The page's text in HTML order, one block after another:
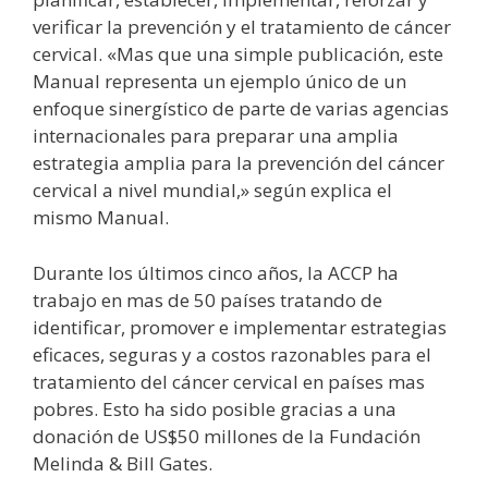
verificar la prevención y el tratamiento de cáncer
cervical. «Mas que una simple publicación, este
Manual representa un ejemplo único de un
enfoque sinergístico de parte de varias agencias
internacionales para preparar una amplia
estrategia amplia para la prevención del cáncer
cervical a nivel mundial,» según explica el
mismo Manual.
Durante los últimos cinco años, la ACCP ha
trabajo en mas de 50 países tratando de
identificar, promover e implementar estrategias
eficaces, seguras y a costos razonables para el
tratamiento del cáncer cervical en países mas
pobres. Esto ha sido posible gracias a una
donación de US$50 millones de la Fundación
Melinda & Bill Gates.